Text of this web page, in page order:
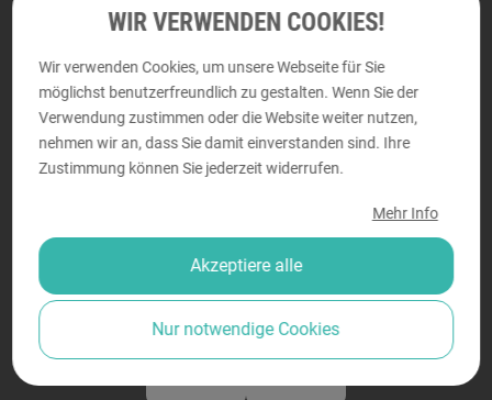
Perfektastraße 58, 1230 Wien
Freitag von 9:00 bis 14:00
Sicher bezahlen
WIR VERWENDEN COOKIES!
Wir verwenden Cookies, um unsere Webseite für Sie
möglichst benutzerfreundlich zu gestalten. Wenn Sie der
Verwendung zustimmen oder die Website weiter nutzen,
nehmen wir an, dass Sie damit einverstanden sind. Ihre
Zustimmung können Sie jederzeit widerrufen.
Mehr Info
Akzeptiere alle
Nur notwendige Cookies